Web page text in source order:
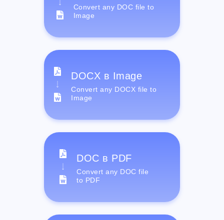
Convert any DOC file to
Image
DOCX в Image
Convert any DOCX file to
Image
DOC в PDF
Convert any DOC file
to PDF